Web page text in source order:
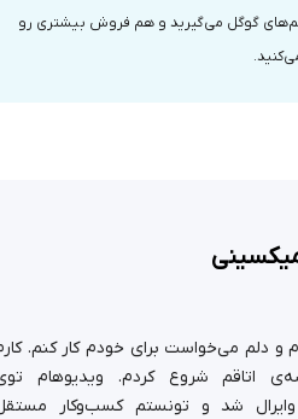
گوگل می‌گیرید و هم فروش بیشتری رو
و دلم می‌خواست برای خودم کار کنم.
اتاقم شروع کردم. ویدیوهام
وایرال شد و تونستم کسب‌وکار